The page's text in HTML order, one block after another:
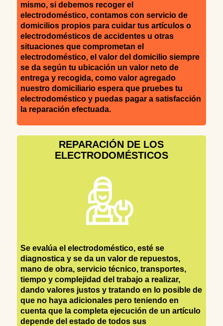
mismo, si debemos recoger el
electrodoméstico, contamos con servicio de
domicilios propios para cuidar tus artículos o
electrodomésticos de accidentes u otras
situaciones que comprometan el
electrodoméstico, el valor del domicilio siempre
se da según tu ubicación un valor neto de
entrega y recogida, como valor agregado
nuestro domiciliario espera que pruebes tu
electrodoméstico y puedas pagar a satisfacción
la reparación efectuada.
REPARACIÓN DE LOS
ELECTRODOMÉSTICOS
Se evalúa el electrodoméstico, esté se
diagnostica y se da un valor de repuestos,
mano de obra, servicio técnico, transportes,
tiempo y complejidad del trabajo a realizar,
dando valores justos y tratando en lo posible de
que no haya adicionales pero teniendo en
cuenta que la completa ejecución de un artículo
depende del estado de todos sus